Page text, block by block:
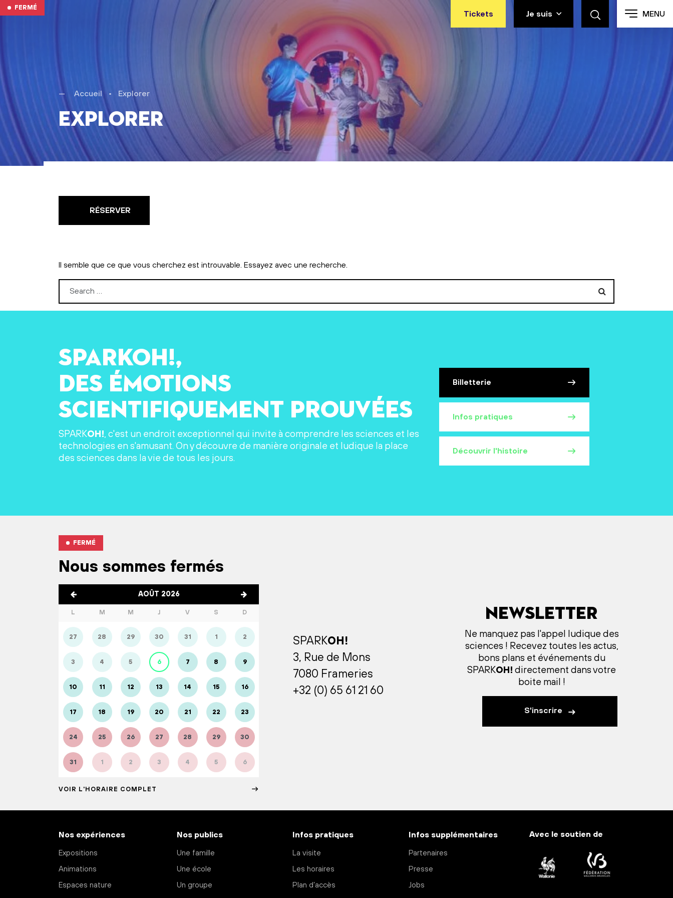
Aller au contenu
FERMÉ
Tickets Je suis MENU
Explorer
Accueil • Explorer
RÉSERVER
Il semble que ce que vous cherchez est introuvable. Essayez avec une recherche.
Search for:
Billetterie
Infos pratiques
Découvrir l'histoire
SPARKOH!,
des émotions
scientifiquement prouvées
SPARKOH!, c'est un endroit exceptionnel qui invite à comprendre les sciences et les
technologies en s'amusant. On y découvre de manière originale et ludique la place
des sciences dans la vie de tous les jours.
FERMÉ
Nous sommes fermés
AOÛT 2026
L M M J V S D
27 28 29 30 31 1 2
3 4 5 6 7 8 9
10 11 12 13 14 15 16
17 18 19 20 21 22 23
24 25 26 27 28 29 30
31 1 2 3 4 5 6
VOIR L'HORAIRE COMPLET
SPARKOH!
3, Rue de Mons
7080 Frameries
+32 (0) 65 61 21 60
Newsletter
Ne manquez pas l'appel ludique des
sciences ! Recevez toutes les actus,
bons plans et événements du
SPARKOH! directement dans votre
boite mail !
S'inscrire
Nos expériences
Expositions
Animations
Espaces nature
Nos publics
Une famille
Une école
Un groupe
Infos pratiques
La visite
Les horaires
Plan d’accès
Infos supplémentaires
Partenaires
Presse
Jobs
Avec le soutien de